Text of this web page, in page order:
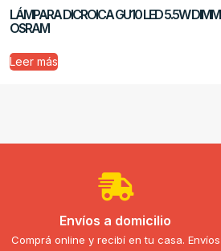
LÁMPARA DICROICA GU10 LED 5.5W DIMM
OSRAM
Leer más
Envíos a domicilio
Comprá online y recibí en tu casa. Envíos